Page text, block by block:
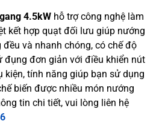
4.5kW hỗ trợ công nghệ làm
kết hợp quạt đối lưu giúp nướng
và nhanh chóng, có chế độ
đụng đơn giản với điều khiển nút
kiện, tính năng giúp bạn sử dụng
biến được nhiều món nướng
tin chi tiết, vui lòng liên hệ